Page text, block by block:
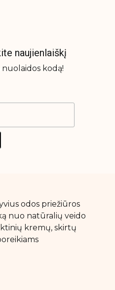
naujienlaiškį
kodą!
odos priežiūros
nuo natūralių veido
kremų, skirtų